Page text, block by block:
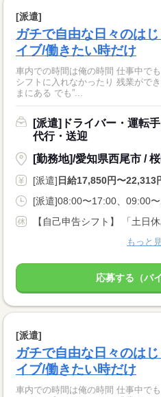
[派遣]
ガチで自由な日々のは
イブ/働きたい時だけ
車内での時間は俺の時間 仕事中で
シフトに入れなかったり 残業がで
まにある でも”...
[派遣]ドライバー・運転
代行・送迎
[勤務地]/愛知県西尾市 /
[派遣] 日給17,850円〜22,313
[派遣]08:00〜17:00、09:00
もっと
応募する（バ
[派遣]
ガチで自由な日々のは
イブ/働きたい時だけ
車内での時間は俺の時間 仕事中で